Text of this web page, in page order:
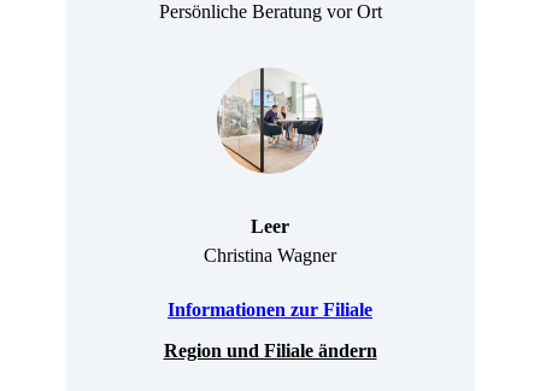
Persönliche Beratung vor Ort
Leer
Christina Wagner
Informationen zur Filiale
Region und Filiale ändern